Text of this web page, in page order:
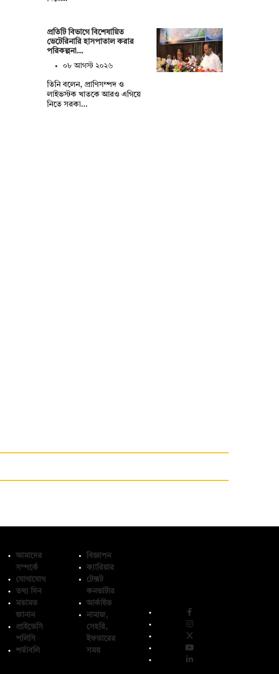
প্রতিটি বিভাগে বিশেষায়িত
ভেটেরিনারি হাসপাতাল করার
পরিকল্পনা…
০৮ আগস্ট ২০২৬
তিনি বলেন, প্রাণিসম্পদ ও
লাইভস্টক খাতকে আরও এগিয়ে
নিতে সরকা…
আমাদের
সম্পর্কে
যোগাযোগ
তথ্য দিন
মতামত
জানান
প্রাইভেসি
পলিসি
শর্তাবলি
বিজ্ঞাপন
ক্যারিয়ার
টেক্সট
কনভার্টার
আর্কাইভ
নামাজ,
সেহরি,
ইফতারের
সময়